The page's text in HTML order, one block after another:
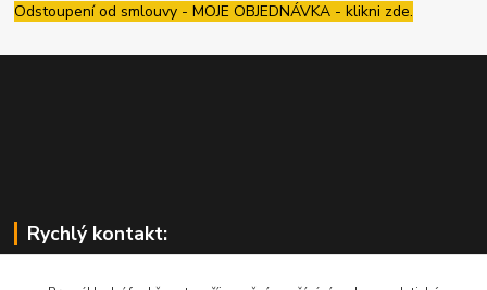
Odstoupení od smlouvy - MOJE OBJEDNÁVKA - klikni zde.
Rychlý kontakt: